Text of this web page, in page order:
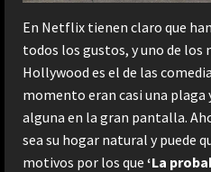
En Netflix tienen claro que
todos los gustos, y uno de los
Hollywood es el de las
momento eran casi una plaga
alguna en la gran pantalla.
sea su hogar natural y puede
motivos por los que ‘La